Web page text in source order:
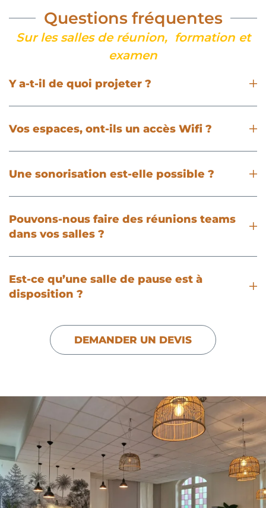
Questions fréquentes
Sur les salles de réunion, formation et
examen
Y a-t-il de quoi projeter ?
Vos espaces, ont-ils un accès Wifi ?
Une sonorisation est-elle possible ?
Pouvons-nous faire des réunions teams
dans vos salles ?
Est-ce qu’une salle de pause est à
disposition ?
DEMANDER UN DEVIS